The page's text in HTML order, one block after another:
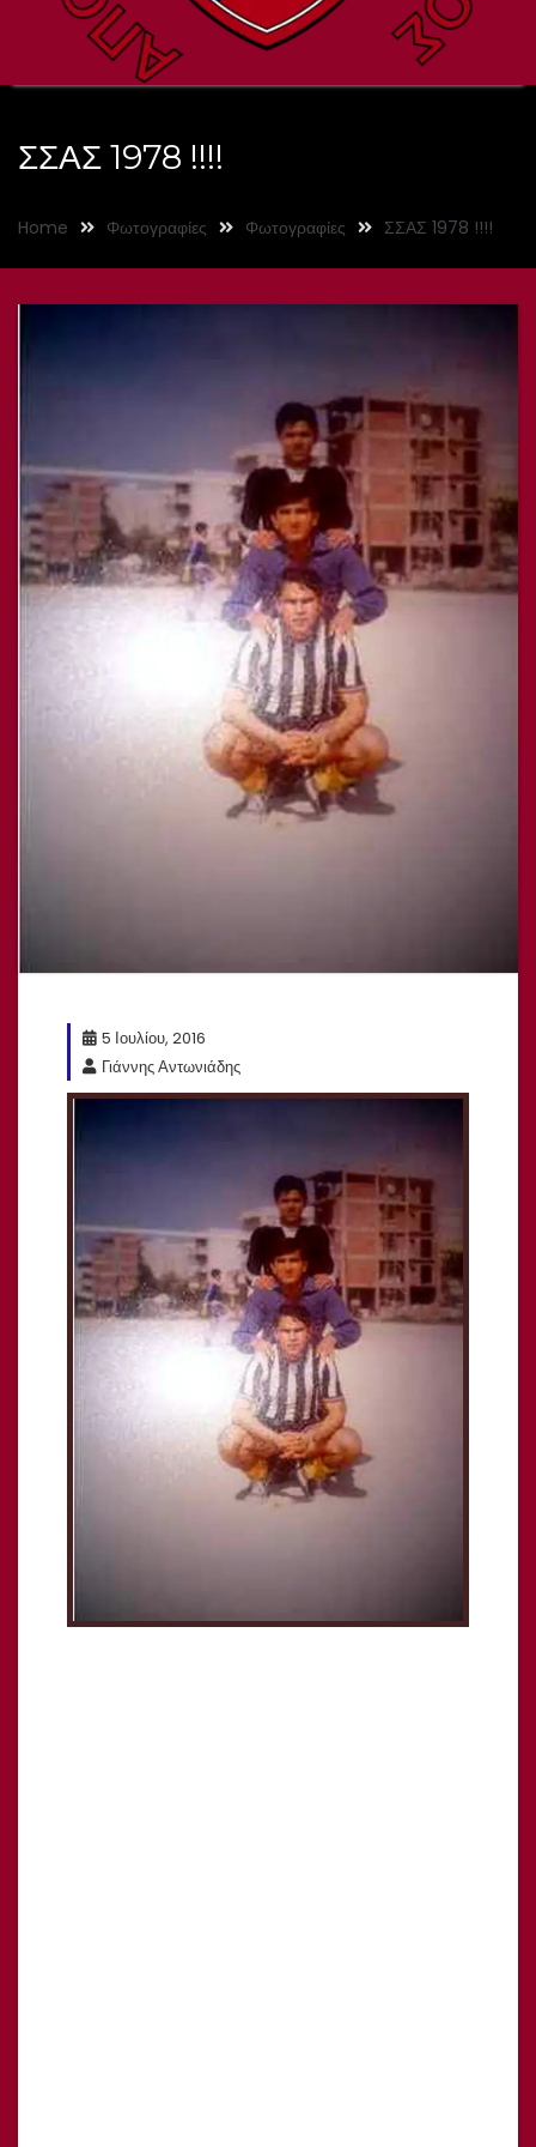
ΣΣΑΣ 1978 !!!!
Home Φωτογραφίες Φωτογραφίες ΣΣΑΣ 1978 !!!!
5 Ιουλίου, 2016
Γιάννης Αντωνιάδης